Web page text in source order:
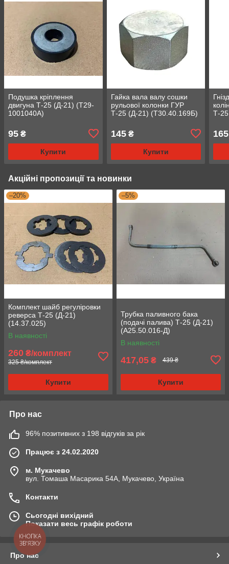
Подушка кріплення
двигуна Т-25 (Д-21) (Т29-
1001040А)
95 ₴
Купити
Гайка вала валу сошки
рульової колонки ГУР
Т-25 (Д-21) (Т30.40.169Б)
145₴
Купити
Т-
165
Акційні пропозиції та новинки
–20%
Комплект шайб регуліровки
реверса Т-25 (Д-21)
(14.37.025)
В наявності
260 ₴/комплект
325 ₴/комплект
Купити
–5%
Трубка паливного бака
(подачі палива) Т-25 (Д-21)
(А25.50.016-Д)
В наявності
417,05 ₴ 439 ₴
Купити
Про нас
96% позитивних з 198 відгуків за рік
Працює з 24.02.2020
м. Мукачево
вул. Томаша Масарика 54А, Мукачево, Україна
Контакти
Сьогодні вихідний
Показати весь графік роботи
Про нас
КНОПКА
ЗВ'ЯЗКУ